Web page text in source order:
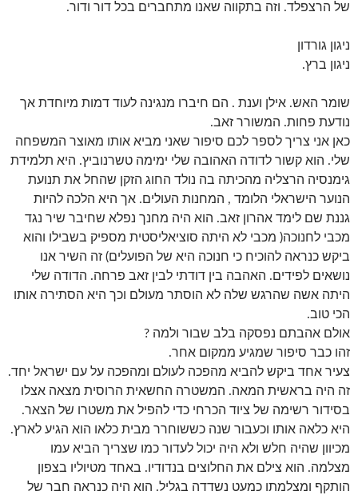
של הרצפלד. וזה בתקווה שאנו מתחברים בכל דור ודור.
ניגון גורדון
ניגון ברץ.
שומר האש. אילן וענת . הם חיברו מנגינה לעוד דמות מיוחדת אך
נודעת פחות. המשורר זאב.
כאן אני צריך לספר לכם סיפור שאני מביא אותו מאוצר המשפחה
שלי. הוא קשור לדודה האהובה שלי ימימה טשרנוביץ. היא תלמידת
גימנסיה הרצליה מהכיתה בה נולד החוג הזקן שהחל את תנועת
הנוער הישראלי הלומד , המחנות העולים. אך היא הלכה להיות
גננת שם לימד אהרון זאב. הוא היה מחנך נפלא שחיבר שיר נגד
מכבי לחנוכה( מכבי לא היתה סוציאליסטית מספיק בשבילו והוא
ביקש כנראה להוכיח כי חנוכה היא של הפועלים) זה השיר אנו
נושאים לפידים. האהבה בין דודתי לבין זאב פרחה. הדודה שלי
היתה אשה שהרגש שלה לא הוסתר מעולם וכך היא הסתירה אותו
הכי טוב.
אולם אהבתם נפסקה בלב שבור ולמה ?
זהו כבר סיפור שמגיע ממקום אחר.
צעיר אחד ביקש להביא מהפכה לעולם ומהפכה על עם ישראל יחד.
זה היה בראשית המאה. המשטרה החשאית הרוסית מצאה אצלו
בסידור רשימה של ציוד הכרחי כדי להפיל את משטרו של הצאר.
היא כלאה אותו וכעבור שנה כששוחרר מבית כלאו הוא הגיע לארץ.
מכיוון שהיה חלש ולא היה יכול לעדור כמו שצריך הביא עמו
מצלמה. הוא צילם את החלוצים בנדודיו. באחד מטיוליו בצפון
הותקף ומצלמתו כמעט נשדדה בגליל. הוא היה כנראה חבר של